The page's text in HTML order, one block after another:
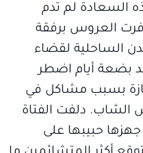
السعادة لم تدم
العروس برفقة
الساحلية لقضاء
بضعة أيام اضطر
بسبب مشاكل في
الشاب. دلفت الفتاة
جهزها حبيبها على